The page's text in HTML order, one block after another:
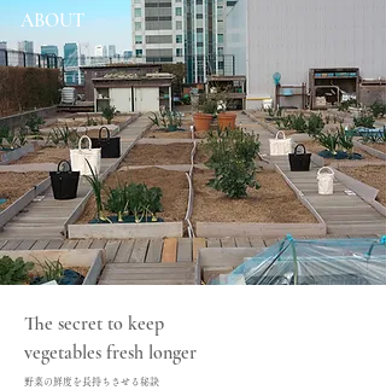
ABOUT
The secret to keep
vegetables fresh longer
野菜の鮮度を長持ちさせる秘訣​